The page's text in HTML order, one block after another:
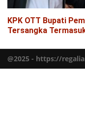
KPK OTT Bupati
Tersangka
@2025 - https://